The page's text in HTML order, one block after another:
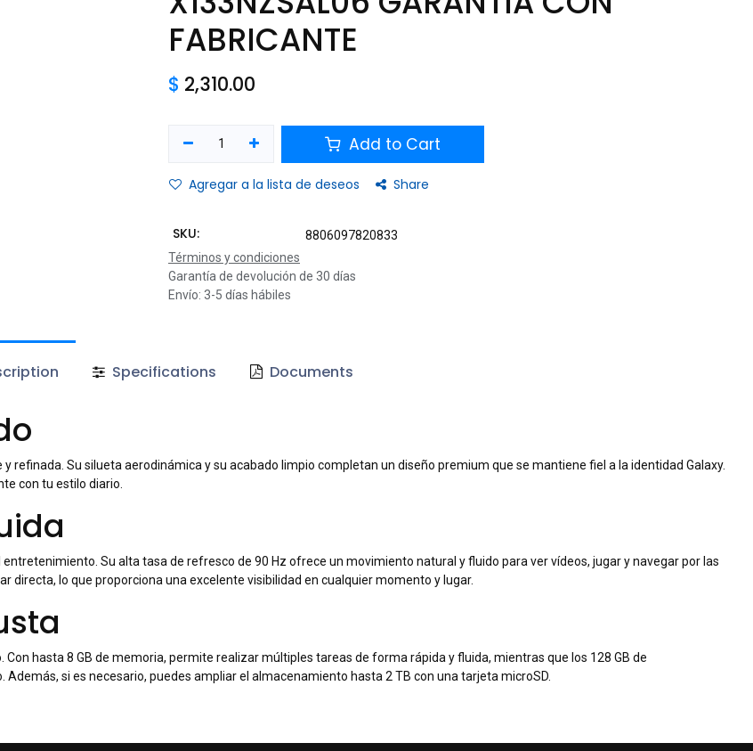
FABRICANTE
$ 2,310.00
Add to Cart
Agregar a la lista de deseos Share
SKU:
8806097820833
Términos y condiciones
Garantía de devolución de 30 días
Envío: 3-5 días hábiles
Specifications Documents
y refinada. Su silueta aerodinámica y su acabado limpio completan un diseño premium que se mantiene fiel a la identidad Galaxy.
con tu estilo diario.
Su alta tasa de refresco de 90 Hz ofrece un movimiento natural y fluido para ver vídeos, jugar y navegar por las
directa, lo que proporciona una excelente visibilidad en cualquier momento y lugar.
hasta 8 GB de memoria, permite realizar múltiples tareas de forma rápida y fluida, mientras que los 128 GB de
si es necesario, puedes ampliar el almacenamiento hasta 2 TB con una tarjeta microSD.